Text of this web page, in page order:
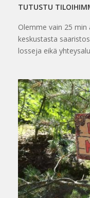
TUTUSTU
Olemme vain 25
keskustasta
losseja eikä